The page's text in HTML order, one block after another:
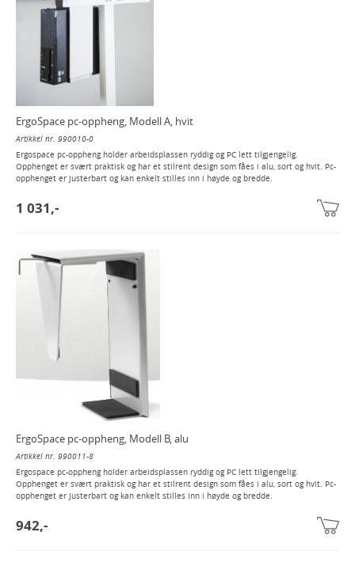
ErgoSpace pc-oppheng, Modell A, hvit
Artikkel nr. 990010-0
Ergospace pc-oppheng holder arbeidsplassen ryddig og PC lett tilgjengelig.
Opphenget er svært praktisk og har et stilrent design som fåes i alu, sort og hvit. Pc-
opphenget er justerbart og kan enkelt stilles inn i høyde og bredde.
1 031,-
ErgoSpace pc-oppheng, Modell B, alu
Artikkel nr. 990011-8
Ergospace pc-oppheng holder arbeidsplassen ryddig og PC lett tilgjengelig.
Opphenget er svært praktisk og har et stilrent design som fåes i alu, sort og hvit. Pc-
opphenget er justerbart og kan enkelt stilles inn i høyde og bredde.
942,-